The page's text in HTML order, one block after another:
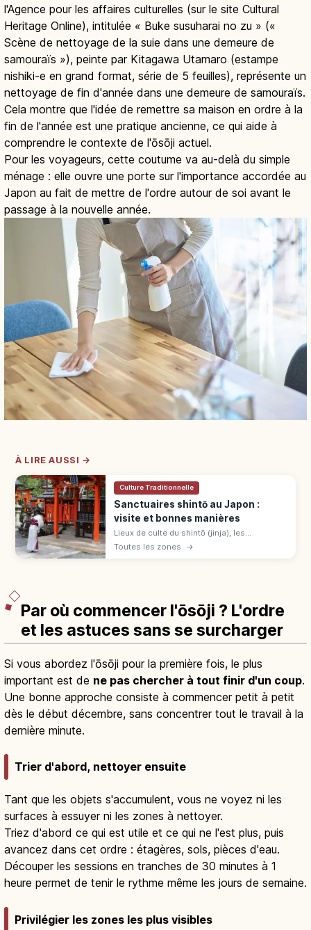
l'Agence pour les affaires culturelles (sur le site Cultural
Heritage Online), intitulée « Buke susuharai no zu » («
Scène de nettoyage de la suie dans une demeure de
samouraïs »), peinte par Kitagawa Utamaro (estampe
nishiki-e en grand format, série de 5 feuilles), représente un
nettoyage de fin d'année dans une demeure de samouraïs.
Cela montre que l'idée de remettre sa maison en ordre à la
fin de l'année est une pratique ancienne, ce qui aide à
comprendre le contexte de l'ōsōji actuel.
Pour les voyageurs, cette coutume va au-delà du simple
ménage : elle ouvre une porte sur l'importance accordée au
Japon au fait de mettre de l'ordre autour de soi avant le
passage à la nouvelle année.
À LIRE AUSSI →
Culture Traditionnelle
Sanctuaires shintō au Japon :
visite et bonnes manières
Lieux de culte du shintō (jinja), les
sanctuaires japonais sont environ 80 000
Toutes les zones →
Par où commencer l'ōsōji ? L'ordre
et les astuces sans se surcharger
Si vous abordez l'ōsōji pour la première fois, le plus
important est de ne pas chercher à tout finir d'un coup.
Une bonne approche consiste à commencer petit à petit
dès le début décembre, sans concentrer tout le travail à la
dernière minute.
Trier d'abord, nettoyer ensuite
Tant que les objets s'accumulent, vous ne voyez ni les
surfaces à essuyer ni les zones à nettoyer.
Triez d'abord ce qui est utile et ce qui ne l'est plus, puis
avancez dans cet ordre : étagères, sols, pièces d'eau.
Découper les sessions en tranches de 30 minutes à 1
heure permet de tenir le rythme même les jours de semaine.
Privilégier les zones les plus visibles